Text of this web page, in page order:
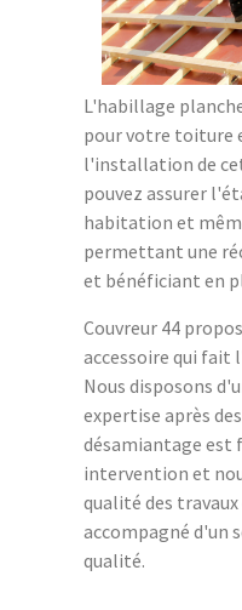
L'habillage
pour votre toiture
l'installation de
pouvez assurer
habitation et
permettant une
et bénéficiant en
Couvreur 44
accessoire qui fait
Nous disposons
expertise après
désamiantage est
intervention et
qualité des
accompagné d'un
qualité.